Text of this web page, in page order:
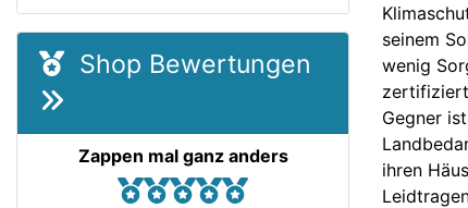
Shop Bewertungen
Zappen mal ganz anders
seinem
wenig
Gegner
ihren